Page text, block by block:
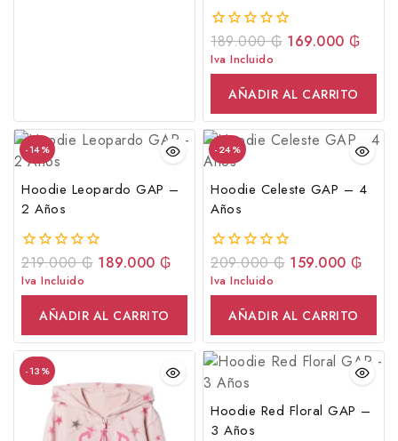
0
fuera
de
189.000₲ 169.000 ₲
Iva Incluido
AÑADIR AL CARRITO
-14%
Hoodie Leopardo GAP –
2 Años
0
fuera
de
219.000₲ 189.000 ₲
Iva Incluido
AÑADIR AL CARRITO
-24%
Hoodie Celeste GAP – 4
Años
0
fuera
de
209.000₲ 159.000 ₲
Iva Incluido
AÑADIR AL CARRITO
-13%
Hoodie Red Floral GAP –
3 Años